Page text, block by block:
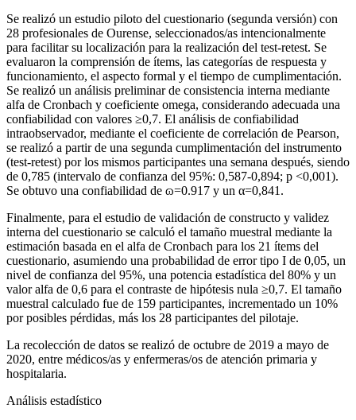
Se realizó un estudio piloto del cuestionario (segunda versión) con
28 profesionales de Ourense, seleccionados/as intencionalmente
para facilitar su localización para la realización del test-retest. Se
evaluaron la comprensión de ítems, las categorías de respuesta y
funcionamiento, el aspecto formal y el tiempo de cumplimentación.
Se realizó un análisis preliminar de consistencia interna mediante
alfa de Cronbach y coeficiente omega, considerando adecuada una
confiabilidad con valores ≥0,7. El análisis de confiabilidad
intraobservador, mediante el coeficiente de correlación de Pearson,
se realizó a partir de una segunda cumplimentación del instrumento
(test-retest) por los mismos participantes una semana después, siendo
de 0,785 (intervalo de confianza del 95%: 0,587-0,894; p <0,001).
Se obtuvo una confiabilidad de ɷ=0.917 y un α=0,841.
Finalmente, para el estudio de validación de constructo y validez
interna del cuestionario se calculó el tamaño muestral mediante la
estimación basada en el alfa de Cronbach para los 21 ítems del
cuestionario, asumiendo una probabilidad de error tipo I de 0,05, un
nivel de confianza del 95%, una potencia estadística del 80% y un
valor alfa de 0,6 para el contraste de hipótesis nula ≥0,7. El tamaño
muestral calculado fue de 159 participantes, incrementado un 10%
por posibles pérdidas, más los 28 participantes del pilotaje.
La recolección de datos se realizó de octubre de 2019 a mayo de
2020, entre médicos/as y enfermeras/os de atención primaria y
hospitalaria.
Análisis estadístico